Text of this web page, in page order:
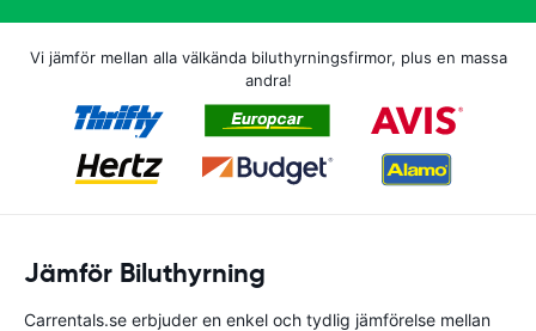
Vi jämför mellan alla välkända biluthyrningsfirmor, plus en massa
andra!
Jämför Biluthyrning
Carrentals.se erbjuder en enkel och tydlig jämförelse mellan